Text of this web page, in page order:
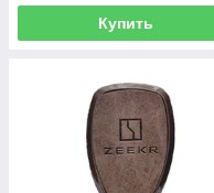
Купить